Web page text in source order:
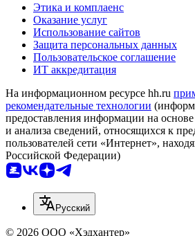
Этика и комплаенс
Оказание услуг
Использование сайтов
Защита персональных данных
Пользовательское соглашение
ИТ аккредитация
На информационном ресурсе hh.ru
рекомендательные технологии
предоставления информации на основе
и анализа сведений, относящихся к
пользователей сети «Интернет»,
Российской Федерации)
Русский
© 2026 ООО «Хэдхантер»